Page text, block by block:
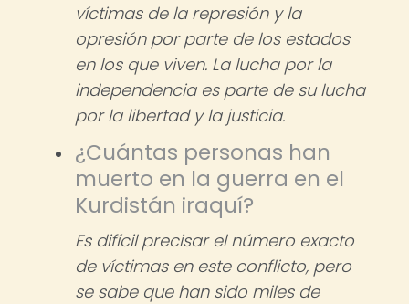
víctimas de la represión y la
opresión por parte de los estados
en los que viven. La lucha por la
independencia es parte de su lucha
por la libertad y la justicia.
¿Cuántas personas han
muerto en la guerra en el
Kurdistán iraquí?
Es difícil precisar el número exacto
de víctimas en este conflicto, pero
se sabe que han sido miles de